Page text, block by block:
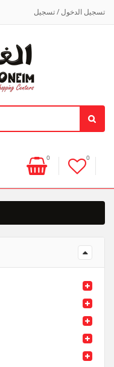
تسجيل الدخول / تسجيل
0 0